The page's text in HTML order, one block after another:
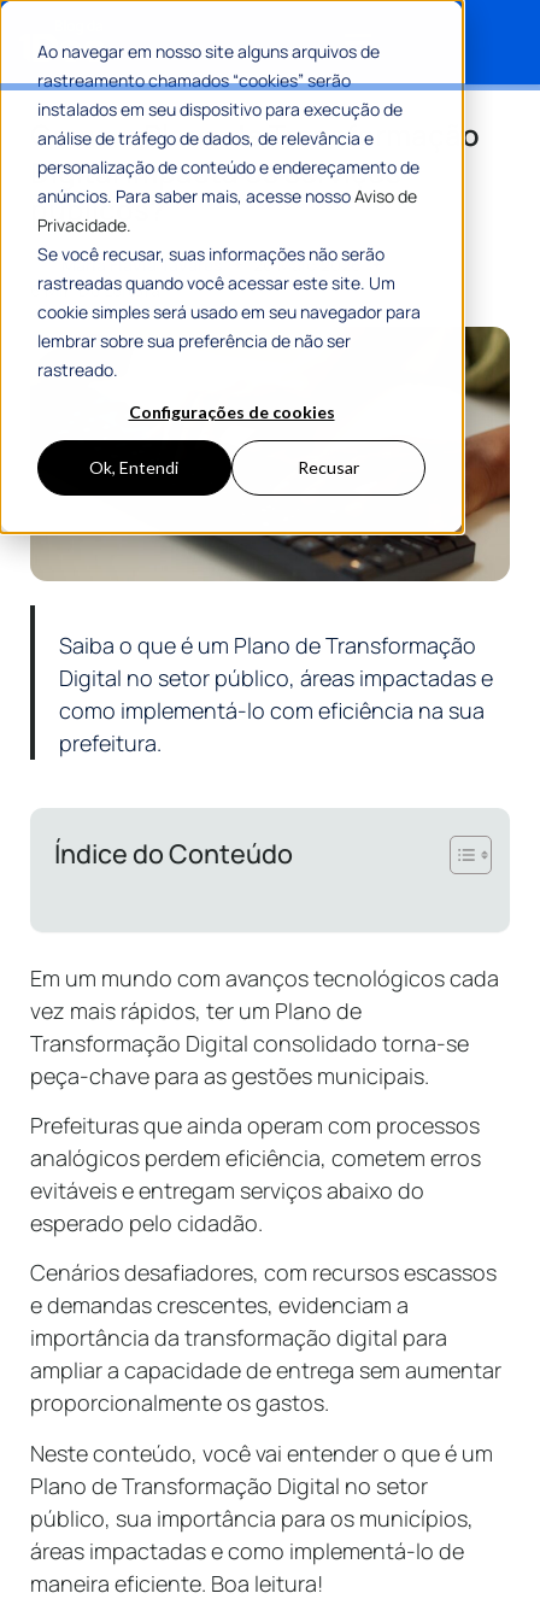
Ao navegar em nosso site alguns arquivos de
rastreamento chamados “cookies” serão
instalados em seu dispositivo para execução de
análise de tráfego de dados, de relevância e
personalização de conteúdo e endereçamento de
anúncios. Para saber mais, acesse nossoAviso de
Privacidade.
Se você recusar, suas informações não serão
rastreadas quando você acessar este site. Um
cookie simples será usado em seu navegador para
lembrar sobre sua preferência de não ser
rastreado.
Configurações de cookies
Ok, Entendi Recusar
Como o Plano de Transformação
Digital impacta os serviços
públicos?
Por Maria Flávia Tavares
20 Maio 2026
6 Min De Leitura
Saiba o que é um Plano de Transformação
Digital no setor público, áreas impactadas e
como implementá-lo com eficiência na sua
prefeitura.
Índice do Conteúdo
Em um mundo com avanços tecnológicos cada
vez mais rápidos, ter um Plano de
Transformação Digital consolidado torna-se
peça-chave para as gestões municipais.
Prefeituras que ainda operam com processos
analógicos perdem eficiência, cometem erros
evitáveis e entregam serviços abaixo do
esperado pelo cidadão.
Cenários desafiadores, com recursos escassos
e demandas crescentes, evidenciam a
importância da transformação digital para
ampliar a capacidade de entrega sem aumentar
proporcionalmente os gastos.
Neste conteúdo, você vai entender o que é um
Plano de Transformação Digital no setor
público, sua importância para os municípios,
áreas impactadas e como implementá-lo de
maneira eficiente. Boa leitura!